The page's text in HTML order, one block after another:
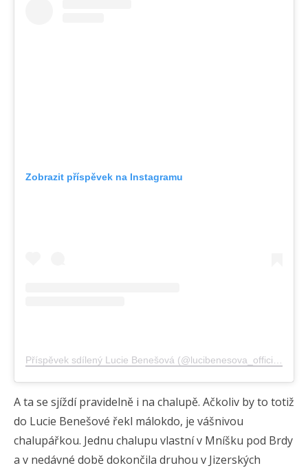
Zobrazit příspěvek na Instagramu
A ta se sjíždí pravidelně i na chalupě. Ačkoliv by to totiž
do Lucie Benešové řekl málokdo, je vášnivou
chalupářkou. Jednu chalupu vlastní v Mníšku pod Brdy
a v nedávné době dokončila druhou v Jizerských